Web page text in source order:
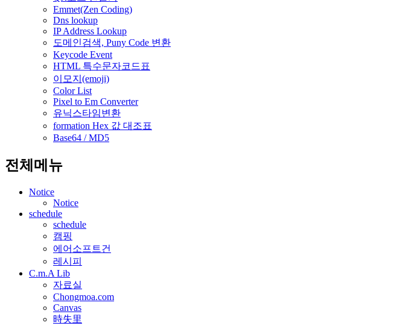
Emmet(Zen Coding)
Dns lookup
IP Address Lookup
도메인검색, Puny Code 변환
Keycode Event
HTML 특수문자코드표
이모지(emoji)
Color List
Pixel to Em Converter
유닉스타임변환
formation Hex 값 대조표
Base64 / MD5
전체메뉴
Notice
Notice
schedule
schedule
캠핑
에어소프트건
레시피
C.m.A Lib
자료실
Chongmoa.com
Canvas
時失里